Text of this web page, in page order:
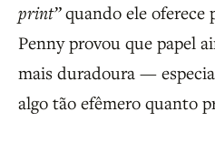
print”quando ele oferece
Penny provou que papel
mais duradoura —
algo tão efêmero quanto